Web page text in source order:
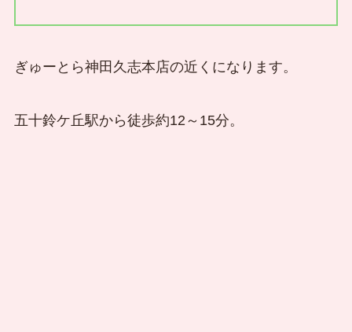
ぎゅーとら神田久志本店の近くになります。
五十鈴ケ丘駅から徒歩約12～15分。